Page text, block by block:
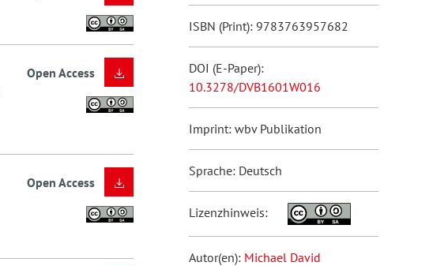
Open Access
Open Access
ISBN (Print): 9783763957682
DOI (E-Paper):
10.3278/DVB1601W016
Imprint: wbv Publikation
Sprache: Deutsch
Lizenzhinweis:
Autor(en): Michael David